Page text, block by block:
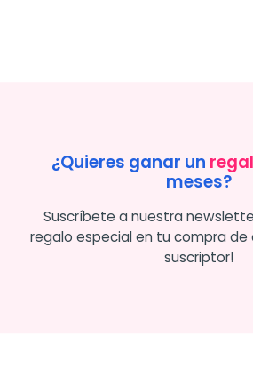
¿Quieres ganar un
meses?
Suscríbete a nuestra
regalo especial en tu compra de
suscriptor!